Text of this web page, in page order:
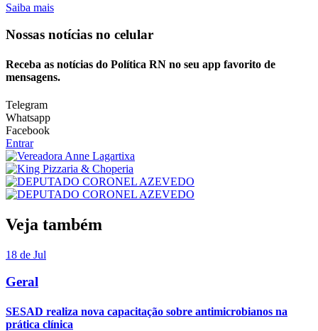
Saiba mais
Nossas notícias no celular
Receba as notícias do Política RN no seu app favorito de
mensagens.
Telegram
Whatsapp
Facebook
Entrar
Veja também
18 de Jul
Geral
SESAD realiza nova capacitação sobre antimicrobianos na
prática clínica